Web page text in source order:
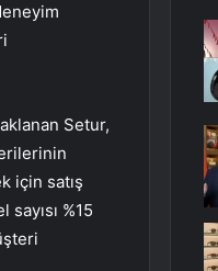
Setur,
için satış
%15